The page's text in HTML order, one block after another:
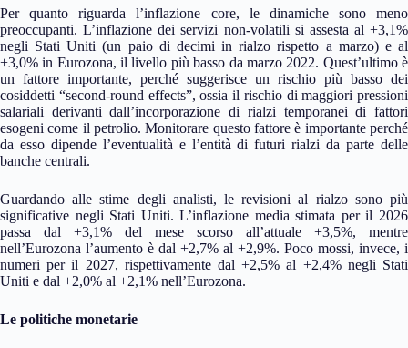
Per quanto riguarda l’inflazione core, le dinamiche sono meno
preoccupanti. L’inflazione dei servizi non-volatili si assesta al +3,1%
negli Stati Uniti (un paio di decimi in rialzo rispetto a marzo) e al
+3,0% in Eurozona, il livello più basso da marzo 2022. Quest’ultimo è
un fattore importante, perché suggerisce un rischio più basso dei
cosiddetti “second-round effects”, ossia il rischio di maggiori pressioni
salariali derivanti dall’incorporazione di rialzi temporanei di fattori
esogeni come il petrolio. Monitorare questo fattore è importante perché
da esso dipende l’eventualità e l’entità di futuri rialzi da parte delle
banche centrali.
Guardando alle stime degli analisti, le revisioni al rialzo sono più
significative negli Stati Uniti. L’inflazione media stimata per il 2026
passa dal +3,1% del mese scorso all’attuale +3,5%, mentre
nell’Eurozona l’aumento è dal +2,7% al +2,9%. Poco mossi, invece, i
numeri per il 2027, rispettivamente dal +2,5% al +2,4% negli Stati
Uniti e dal +2,0% al +2,1% nell’Eurozona.
Le politiche monetarie